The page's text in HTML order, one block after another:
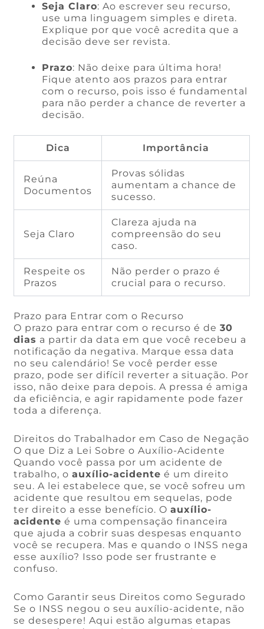
Seja Claro: Ao escrever seu recurso,
use uma linguagem simples e direta.
Explique por que você acredita que a
decisão deve ser revista.
Prazo: Não deixe para última hora!
Fique atento aos prazos para entrar
com o recurso, pois isso é fundamental
para não perder a chance de reverter a
decisão.
Dica Importância
Reúna
Documentos
Provas sólidas
aumentam a chance de
sucesso.
Seja Claro
Clareza ajuda na
compreensão do seu
caso.
Respeite os
Prazos
Não perder o prazo é
crucial para o recurso.
Prazo para Entrar com o Recurso
O prazo para entrar com o recurso é de30
dias a partir da data em que você recebeu a
notificação da negativa. Marque essa data
no seu calendário! Se você perder esse
prazo, pode ser difícil reverter a situação. Por
isso, não deixe para depois. A pressa é amiga
da eficiência, e agir rapidamente pode fazer
toda a diferença.
Direitos do Trabalhador em Caso de Negação
O que Diz a Lei Sobre o Auxílio-Acidente
Quando você passa por um acidente de
trabalho, oauxílio-acidente é um direito
seu. A lei estabelece que, se você sofreu um
acidente que resultou em sequelas, pode
ter direito a esse benefício. Oauxílio-
acidente é uma compensação financeira
que ajuda a cobrir suas despesas enquanto
você se recupera. Mas e quando o INSS nega
esse auxílio? Isso pode ser frustrante e
confuso.
Como Garantir seus Direitos como Segurado
Se o INSS negou o seu auxílio-acidente, não
se desespere! Aqui estão algumas etapas